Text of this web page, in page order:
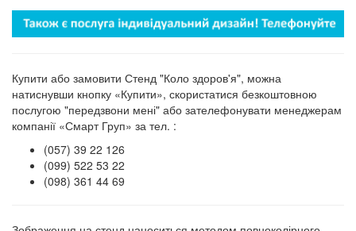
Купити або замовити Стенд "Коло здоров'я", можна
натиснувши кнопку «Купити», скористатися безкоштовною
послугою "передзвони мені" або зателефонувати менеджерам
компанії «Смарт Груп» за тел. :
(057) 39 22 126
(099) 522 53 22
(098) 361 44 69